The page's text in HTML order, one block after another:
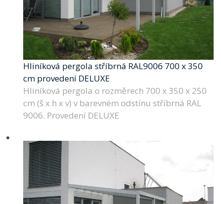
Hliníková pergola stříbrná RAL9006 700 x 350
cm provedení DELUXE
Hliníková pergola o rozměrech 700 x 350 x 250
cm (š x h x v) v barevném odstínu stříbrná RAL
9006. Provedení DELUXE